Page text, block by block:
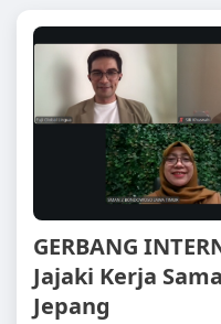
GERBANG
Jajaki Kerja
Jepang